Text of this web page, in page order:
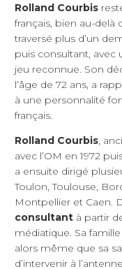
Rolland Courbis
français, bien au-delà
traversé plus d’un
puis consultant, avec
jeu reconnue. Son
l’âge de 72 ans, a
à une personnalité
français.
Rolland Courbis,
avec l’OM en 1972
a ensuite dirigé
Toulon, Toulouse,
Montpellier et Caen.
consultant à partir
médiatique. Sa
alors même que sa
d’intervenir à